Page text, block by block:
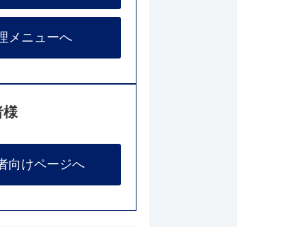
メニューへ
様
向けページへ